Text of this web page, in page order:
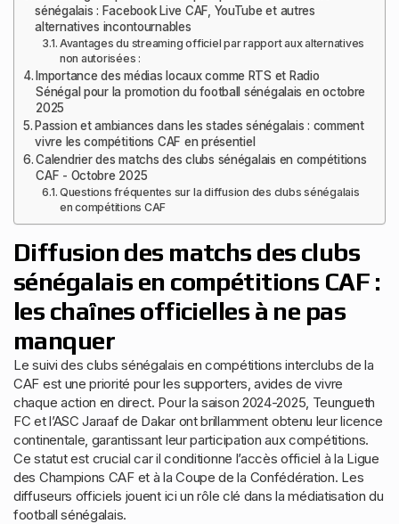
sénégalais : Facebook Live CAF, YouTube et autres
alternatives incontournables
Avantages du streaming officiel par rapport aux alternatives
non autorisées :
Importance des médias locaux comme RTS et Radio
Sénégal pour la promotion du football sénégalais en octobre
2025
Passion et ambiances dans les stades sénégalais : comment
vivre les compétitions CAF en présentiel
Calendrier des matchs des clubs sénégalais en compétitions
CAF - Octobre 2025
Questions fréquentes sur la diffusion des clubs sénégalais
en compétitions CAF
Diffusion des matchs des clubs
sénégalais en compétitions CAF :
les chaînes officielles à ne pas
manquer
Le suivi des clubs sénégalais en compétitions interclubs de la
CAF est une priorité pour les supporters, avides de vivre
chaque action en direct. Pour la saison 2024-2025, Teungueth
FC et l’ASC Jaraaf de Dakar ont brillamment obtenu leur licence
continentale, garantissant leur participation aux compétitions.
Ce statut est crucial car il conditionne l’accès officiel à la Ligue
des Champions CAF et à la Coupe de la Confédération. Les
diffuseurs officiels jouent ici un rôle clé dans la médiatisation du
football sénégalais.